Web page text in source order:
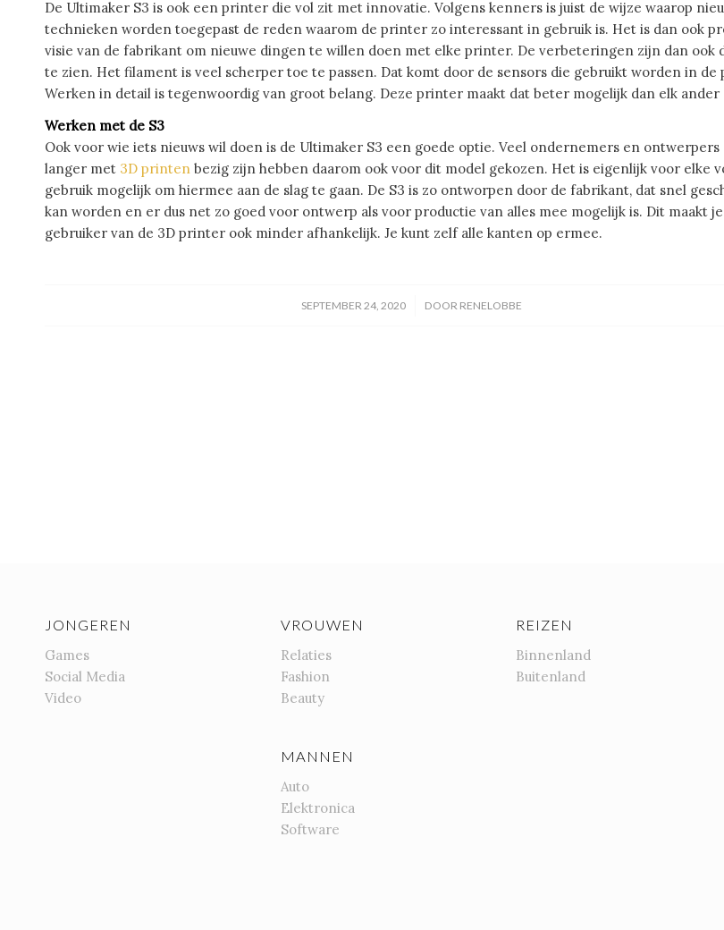
De Ultimaker S3 is ook een printer die vol zit met innovatie. Volgens kenners is juist de wijze waarop
technieken worden toegepast de reden waarom de printer zo interessant in gebruik is. Het is dan ook
visie van de fabrikant om nieuwe dingen te willen doen met elke printer. De verbeteringen zijn dan ook
te zien. Het filament is veel scherper toe te passen. Dat komt door de sensors die gebruikt worden in de
Werken in detail is tegenwoordig van groot belang. Deze printer maakt dat beter mogelijk dan elk ander
Werken met de S3
Ook voor wie iets nieuws wil doen is de Ultimaker S3 een goede optie. Veel ondernemers en ontwerpers
langer met 3D printen bezig zijn hebben daarom ook voor dit model gekozen. Het is eigenlijk voor elke
gebruik mogelijk om hiermee aan de slag te gaan. De S3 is zo ontworpen door de fabrikant, dat snel
kan worden en er dus net zo goed voor ontwerp als voor productie van alles mee mogelijk is. Dit maakt
gebruiker van de 3D printer ook minder afhankelijk. Je kunt zelf alle kanten op ermee.
SEPTEMBER 24, 2020
/ DOOR RENELOBBE
JONGEREN
Games
Social Media
Video
VROUWEN
Relaties
Fashion
Beauty
MANNEN
Auto
Elektronica
Software
REIZEN
Binnenland
Buitenland